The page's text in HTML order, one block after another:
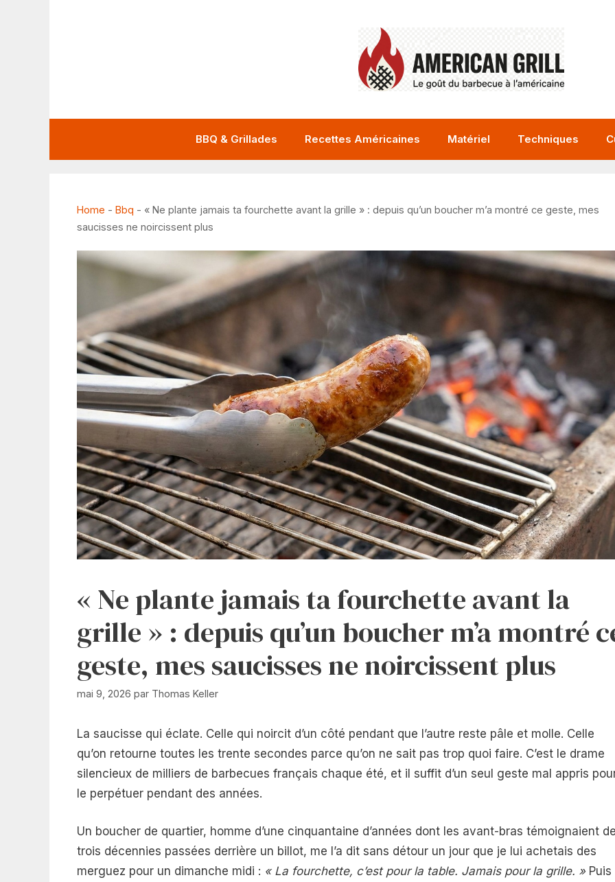
BBQ & Grillades Recettes Américaines Matériel Techniques
Home - Bbq - « Ne plante jamais ta fourchette avant la grille » : depuis qu’un boucher m’a montré ce geste, mes
saucisses ne noircissent plus
« Ne plante jamais ta fourchette avant la
grille » : depuis qu’un boucher m’a montré
geste, mes saucisses ne noircissent plus
mai 9, 2026 par Thomas Keller
La saucisse qui éclate. Celle qui noircit d’un côté pendant que l’autre reste pâle et molle. Celle
qu’on retourne toutes les trente secondes parce qu’on ne sait pas trop quoi faire. C’est le drame
silencieux de milliers de barbecues français chaque été, et il suffit d’un seul geste mal appris
le perpétuer pendant des années.
Un boucher de quartier, homme d’une cinquantaine d’années dont les avant-bras témoignaient
trois décennies passées derrière un billot, me l’a dit sans détour un jour que je lui achetais des
merguez pour un dimanche midi : « La fourchette, c’est pour la table. Jamais pour la grille. »Puis